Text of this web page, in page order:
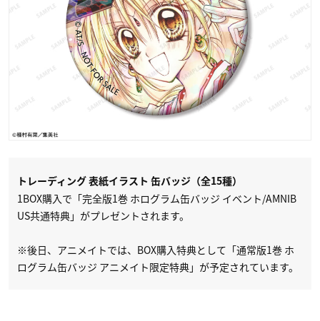
トレーディング 表紙イラスト 缶バッジ（全15種）
1BOX購入で「完全版1巻 ホログラム缶バッジ イベント/AMNIB
US共通特典」がプレゼントされます。
※後日、アニメイトでは、BOX購入特典として「通常版1巻 ホ
ログラム缶バッジ アニメイト限定特典」が予定されています。